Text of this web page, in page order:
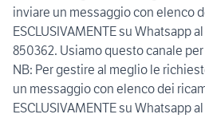
inviare un messaggio con elenco
ESCLUSIVAMENTE su Whatsapp
850362. Usiamo questo canale
NB: Per gestire al meglio le
un messaggio con elenco dei
ESCLUSIVAMENTE su Whatsapp